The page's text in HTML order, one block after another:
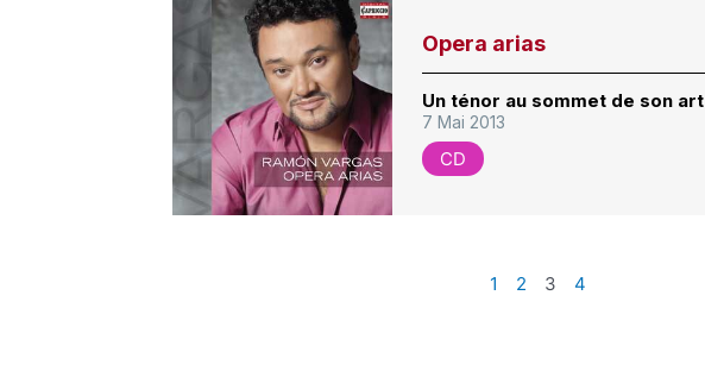
Opera arias
Un ténor au sommet de son art
7 Mai 2013
CD
1 2 3 4